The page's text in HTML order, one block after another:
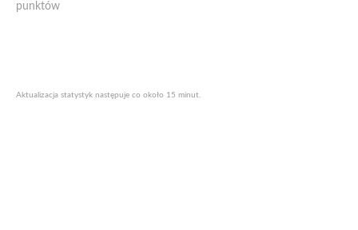
punktów
Aktualizacja statystyk następuje co około 15 minut.